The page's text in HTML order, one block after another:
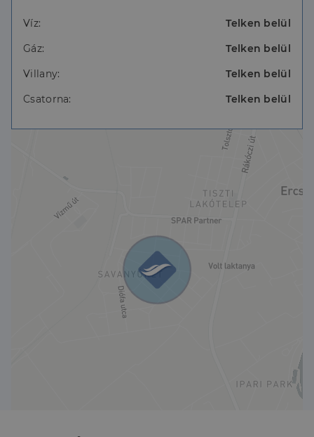
Sík terület
Építménymagasság: 7,5 m
Összközműves
Az ingatlan ideális választás lehet, akik
szeretnének egy saját otthont kialakítani a
gyönyörű Ercsi városkában. A telek
elhelyezkedése kiváló, könnyen
Ne hagyja ki ezt a kivételes lehetőséget!
Hívjon minket most, hogy személyesen is
megtekinthesse ezt a csodálatos
telekajánlatot Ercsiben. Legyen az Öné ez a
Víz:
Telken belül
Gáz:
Telken belül
Villany:
Telken belül
Csatorna:
Telken belül